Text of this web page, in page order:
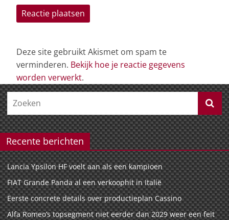
Deze site gebruikt Akismet om spam te
verminderen. Bekijk hoe je reactie gegevens
worden verwerkt.
Recente berichten
Lancia Ypsilon HF voelt aan als een kampioen
FIAT Grande Panda al een verkoophit in Italië
Eerste concrete details over productieplan Cassino
Alfa Romeo’s topsegment niet eerder dan 2029 weer een feit